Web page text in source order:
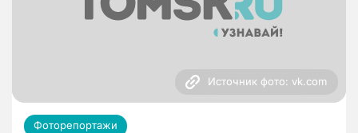
Источник фото: vk.com
Фоторепортажи